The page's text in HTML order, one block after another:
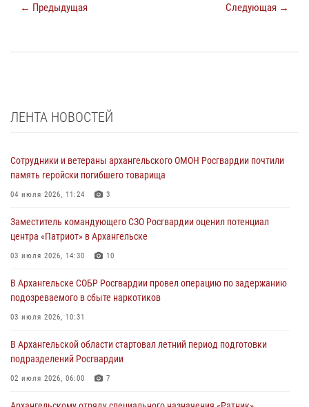
← Предыдущая Следующая →
ЛЕНТА НОВОСТЕЙ
Сотрудники и ветераны архангельского ОМОН Росгвардии почтили
память геройски погибшего товарища
04 июля 2026, 11:24 3
Заместитель командующего СЗО Росгвардии оценил потенциал
центра «Патриот» в Архангельске
03 июля 2026, 14:30 10
В Архангельске СОБР Росгвардии провел операцию по задержанию
подозреваемого в сбыте наркотиков
03 июля 2026, 10:31
В Архангельской области стартовал летний период подготовки
подразделений Росгвардии
02 июля 2026, 06:00 7